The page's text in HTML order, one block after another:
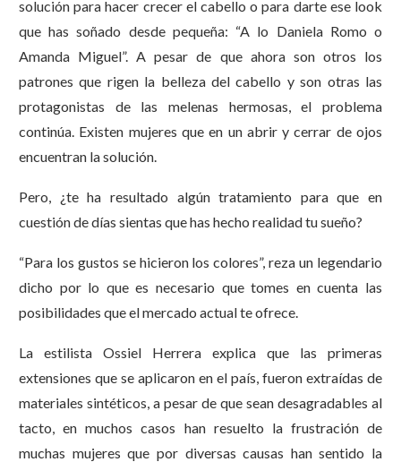
solución para hacer crecer el cabello o para darte ese look
que has soñado desde pequeña: “A lo Daniela Romo o
Amanda Miguel”. A pesar de que ahora son otros los
patrones que rigen la belleza del cabello y son otras las
protagonistas de las melenas hermosas, el problema
continúa. Existen mujeres que en un abrir y cerrar de ojos
encuentran la solución.
Pero, ¿te ha resultado algún tratamiento para que en
cuestión de días sientas que has hecho realidad tu sueño?
“Para los gustos se hicieron los colores”, reza un legendario
dicho por lo que es necesario que tomes en cuenta las
posibilidades que el mercado actual te ofrece.
La estilista Ossiel Herrera explica que las primeras
extensiones que se aplicaron en el país, fueron extraídas de
materiales sintéticos, a pesar de que sean desagradables al
tacto, en muchos casos han resuelto la frustración de
muchas mujeres que por diversas causas han sentido la